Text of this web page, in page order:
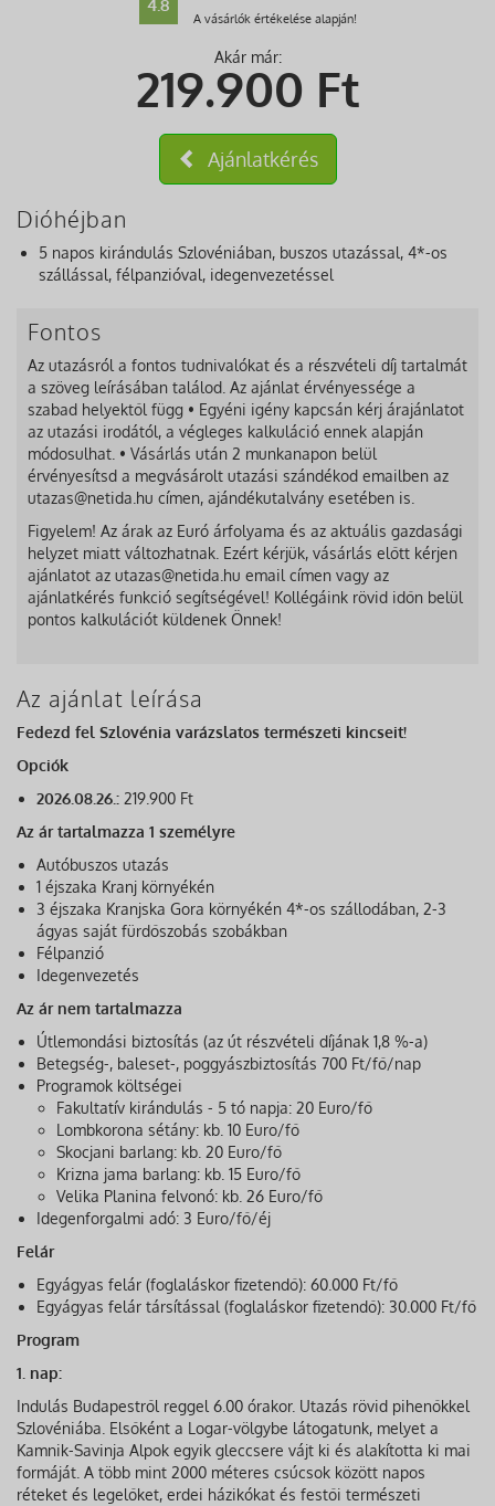
4.8
A vásárlók értékelése alapján!
Akár már:
219.900 Ft
Ajánlatkérés
Dióhéjban
5 napos kirándulás Szlovéniában, buszos utazással, 4*-os
szállással, félpanzióval, idegenvezetéssel
Fontos
Az utazásról a fontos tudnivalókat és a részvételi díj tartalmát
a szöveg leírásában találod. Az ajánlat érvényessége a
szabad helyektől függ • Egyéni igény kapcsán kérj árajánlatot
az utazási irodától, a végleges kalkuláció ennek alapján
módosulhat. • Vásárlás után 2 munkanapon belül
érvényesítsd a megvásárolt utazási szándékod emailben az
utazas@netida.hu címen, ajándékutalvány esetében is.
Figyelem! Az árak az Euró árfolyama és az aktuális gazdasági
helyzet miatt változhatnak. Ezért kérjük, vásárlás előtt kérjen
ajánlatot az utazas@netida.hu email címen vagy az
ajánlatkérés funkció segítségével! Kollégáink rövid időn belül
pontos kalkulációt küldenek Önnek!
Az ajánlat leírása
Fedezd fel Szlovénia varázslatos természeti kincseit!
Opciók
2026.08.26.: 219.900 Ft
Az ár tartalmazza 1 személyre
Autóbuszos utazás
1 éjszaka Kranj környékén
3 éjszaka Kranjska Gora környékén 4*-os szállodában, 2-3
ágyas saját fürdőszobás szobákban
Félpanzió
Idegenvezetés
Az ár nem tartalmazza
Útlemondási biztosítás (az út részvételi díjának 1,8 %-a)
Betegség-, baleset-, poggyászbiztosítás 700 Ft/fő/nap
Programok költségei
Fakultatív kirándulás - 5 tó napja: 20 Euro/fő
Lombkorona sétány: kb. 10 Euro/fő
Skocjani barlang: kb. 20 Euro/fő
Krizna jama barlang: kb. 15 Euro/fő
Velika Planina felvonó: kb. 26 Euro/fő
Idegenforgalmi adó: 3 Euro/fő/éj
Felár
Egyágyas felár (foglaláskor fizetendő): 60.000 Ft/fő
Egyágyas felár társítással (foglaláskor fizetendő): 30.000 Ft/fő
Program
1. nap:
Indulás Budapestről reggel 6.00 órakor. Utazás rövid pihenőkkel
Szlovéniába. Elsőként a Logar-völgybe látogatunk, melyet a
Kamnik-Savinja Alpok egyik gleccsere vájt ki és alakította ki mai
formáját. A több mint 2000 méteres csúcsok között napos
réteket és legelőket, erdei házikókat és festői természeti